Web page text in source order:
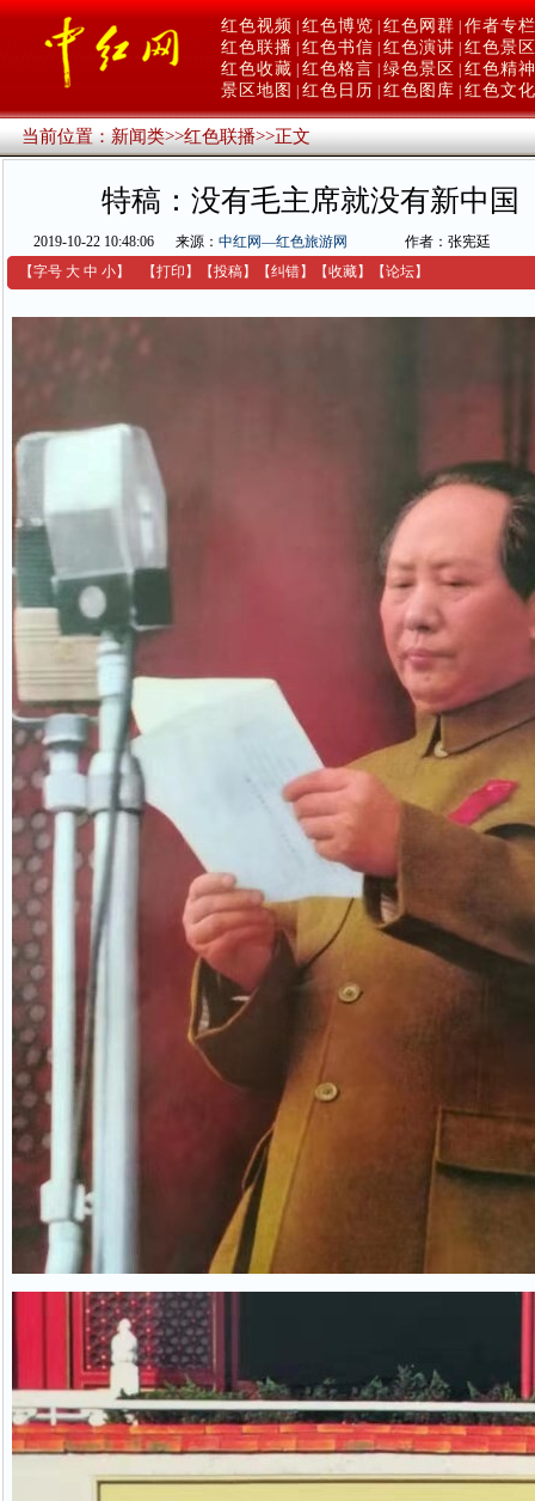
红色视频 红色博览 红色网群 作者专栏
红色联播 红色书信 红色演讲 红色景区
红色收藏 红色格言 绿色景区
红色精神
景区地图
红色日历 红色图库 红色文化
当前位置：新闻类>>红色联播>>正文
特稿：没有毛主席就没有新中国
2019-10-22 10:48:06 来源： 中红网—红色旅游网
作者：张宪廷
【字号 大 中 小】 【打印 】 【投稿】 【纠错】 【收藏】 【论坛】